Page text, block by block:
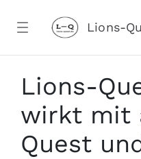
Lions-
Lions-
wirkt mit
Quest